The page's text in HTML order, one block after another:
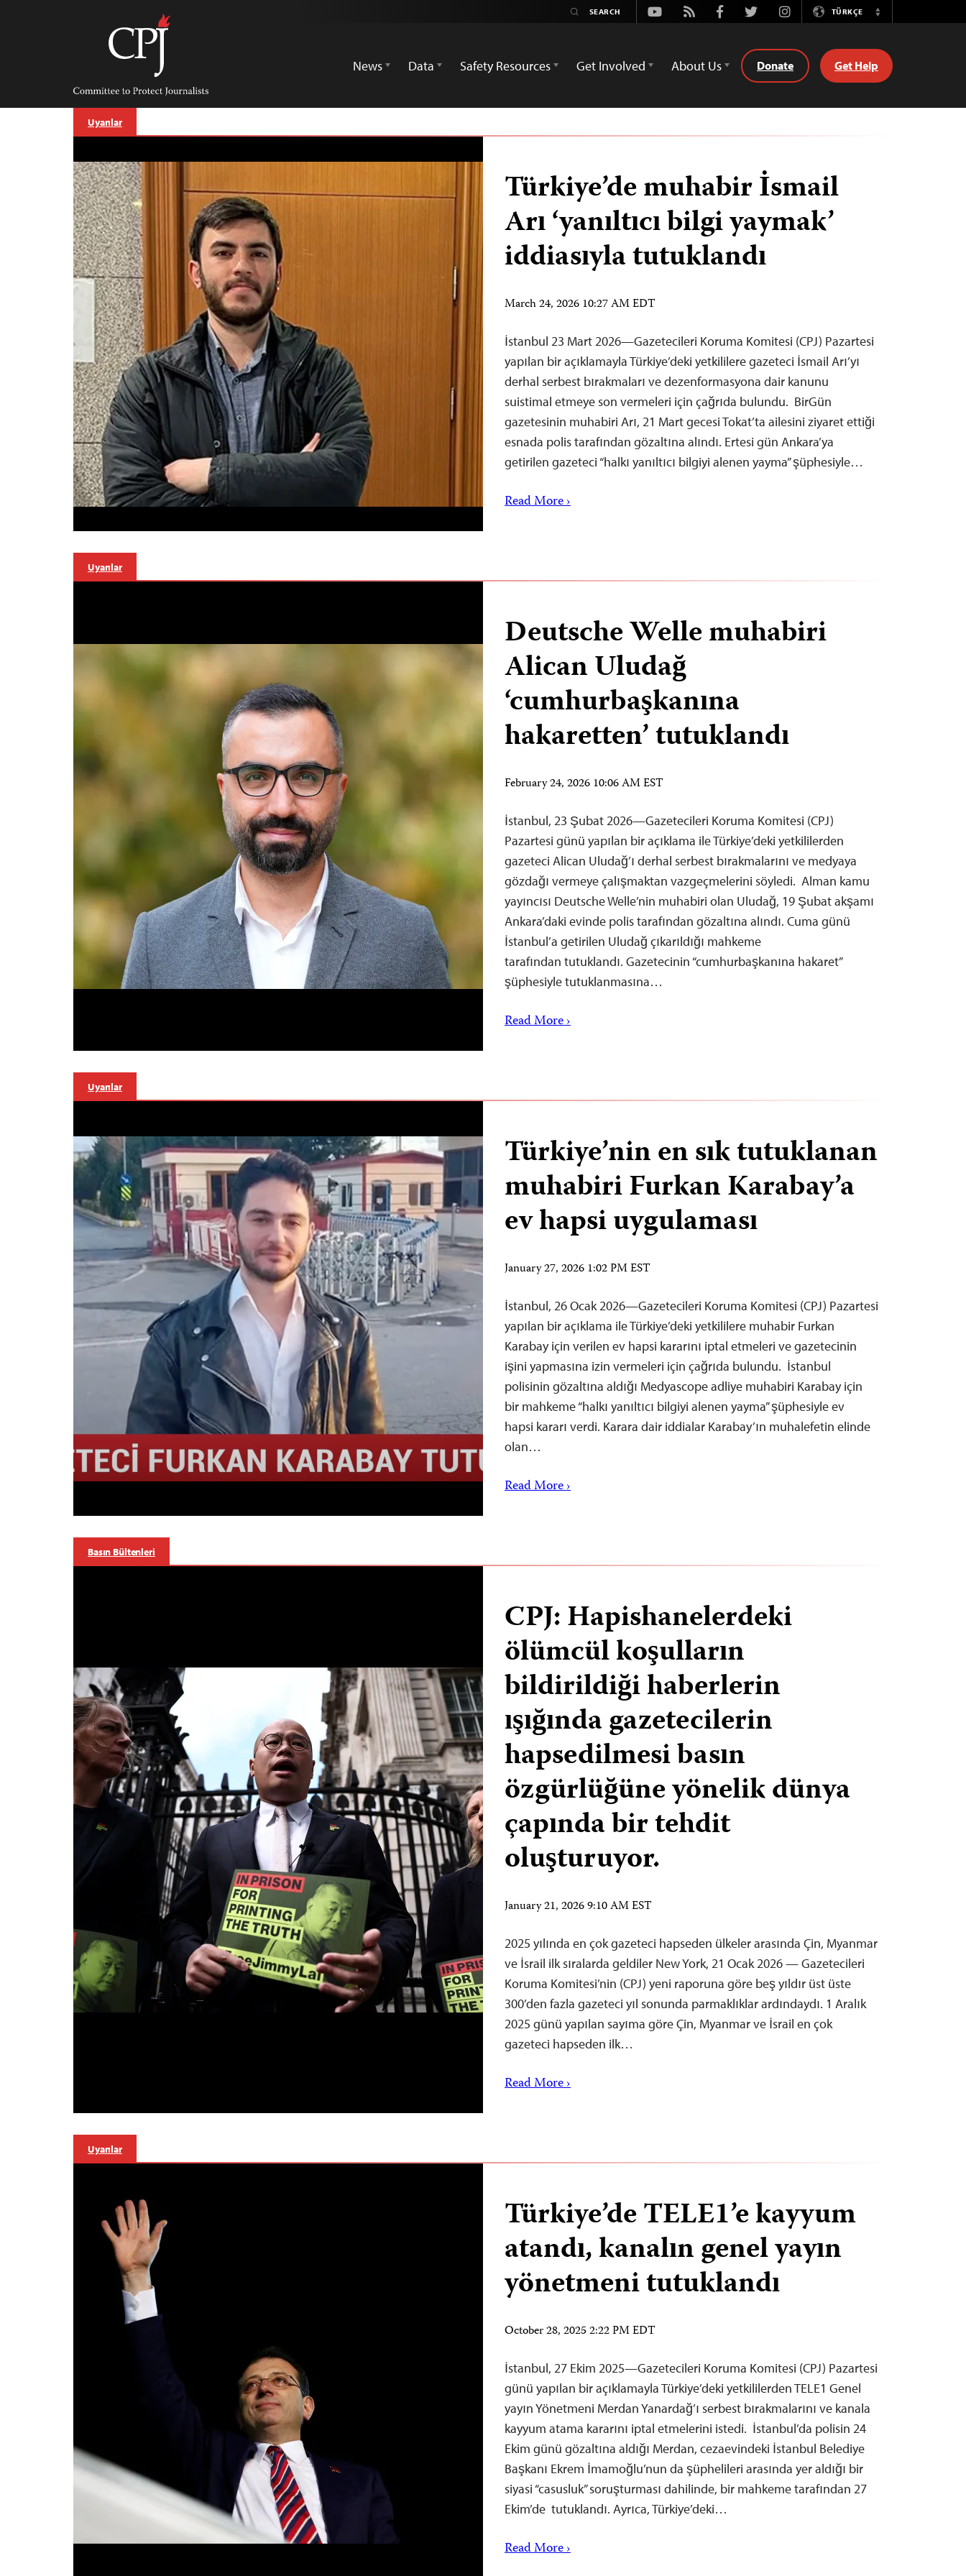
Committee
Protect
Journalists
Youtube
Rss FacebookTwitterInstagramTÜRKÇE
Switch
News
Data Safety Resources Get Involved About Us Donate Get Help
Uyarılar
Türkiye’de muhabir İsmail
Arı ‘yanıltıcı bilgi yaymak’
iddiasıyla tutuklandı
March 24, 2026 10:27 AM EDT
İstanbul 23 Mart 2026—Gazetecileri Koruma Komitesi (CPJ) Pazartesi
yapılan bir açıklamayla Türkiye’deki yetkililere gazeteci İsmail Arı’yı
derhal serbest bırakmaları ve dezenformasyona dair kanunu
suistimal etmeye son vermeleri için çağrıda bulundu. BirGün
gazetesinin muhabiri Arı, 21 Mart gecesi Tokat’ta ailesini ziyaret ettiği
esnada polis tarafından gözaltına alındı. Ertesi gün Ankara’ya
getirilen gazeteci “halkı yanıltıcı bilgiyi alenen yayma” şüphesiyle…
Read More ›
Uyarılar
Deutsche Welle muhabiri
Alican Uludağ
‘cumhurbaşkanına
hakaretten’ tutuklandı
February 24, 2026 10:06 AM EST
İstanbul, 23 Şubat 2026—Gazetecileri Koruma Komitesi (CPJ)
Pazartesi günü yapılan bir açıklama ile Türkiye’deki yetkililerden
gazeteci Alican Uludağ’ı derhal serbest bırakmalarını ve medyaya
gözdağı vermeye çalışmaktan vazgeçmelerini söyledi. Alman kamu
yayıncısı Deutsche Welle’nin muhabiri olan Uludağ, 19 Şubat akşamı
Ankara’daki evinde polis tarafından gözaltına alındı. Cuma günü
İstanbul’a getirilen Uludağ çıkarıldığı mahkeme
tarafından tutuklandı. Gazetecinin “cumhurbaşkanına hakaret”
şüphesiyle tutuklanmasına…
Read More ›
Uyarılar
Türkiye’nin en sık tutuklanan
muhabiri Furkan Karabay’a
ev hapsi uygulaması
January 27, 2026 1:02 PM EST
İstanbul, 26 Ocak 2026—Gazetecileri Koruma Komitesi (CPJ) Pazartesi
yapılan bir açıklama ile Türkiye’deki yetkililere muhabir Furkan
Karabay için verilen ev hapsi kararını iptal etmeleri ve gazetecinin
işini yapmasına izin vermeleri için çağrıda bulundu. İstanbul
polisinin gözaltına aldığı Medyascope adliye muhabiri Karabay için
bir mahkeme “halkı yanıltıcı bilgiyi alenen yayma” şüphesiyle ev
hapsi kararı verdi. Karara dair iddialar Karabay’ın muhalefetin elinde
olan…
Read More ›
Basın Bültenleri
CPJ: Hapishanelerdeki
ölümcül koşulların
bildirildiği haberlerin
ışığında gazetecilerin
hapsedilmesi basın
özgürlüğüne yönelik dünya
çapında bir tehdit
oluşturuyor.
January 21, 2026 9:10 AM EST
2025 yılında en çok gazeteci hapseden ülkeler arasında Çin, Myanmar
ve İsrail ilk sıralarda geldiler New York, 21 Ocak 2026 — Gazetecileri
Koruma Komitesi’nin (CPJ) yeni raporuna göre beş yıldır üst üste
300’den fazla gazeteci yıl sonunda parmaklıklar ardındaydı. 1 Aralık
2025 günü yapılan sayıma göre Çin, Myanmar ve İsrail en çok
gazeteci hapseden ilk…
Read More ›
Uyarılar
Türkiye’de TELE1’e kayyum
atandı, kanalın genel yayın
yönetmeni tutuklandı
October 28, 2025 2:22 PM EDT
İstanbul, 27 Ekim 2025—Gazetecileri Koruma Komitesi (CPJ) Pazartesi
günü yapılan bir açıklamayla Türkiye’deki yetkililerden TELE1 Genel
yayın Yönetmeni Merdan Yanardağ’ı serbest bırakmalarını ve kanala
kayyum atama kararını iptal etmelerini istedi. İstanbul’da polisin 24
Ekim günü gözaltına aldığı Merdan, cezaevindeki İstanbul Belediye
Başkanı Ekrem İmamoğlu’nun da şüphelileri arasında yer aldığı bir
siyasi “casusluk” soruşturması dahilinde, bir mahkeme tarafından 27
Ekim’de tutuklandı. Ayrıca, Türkiye’deki…
Read More ›